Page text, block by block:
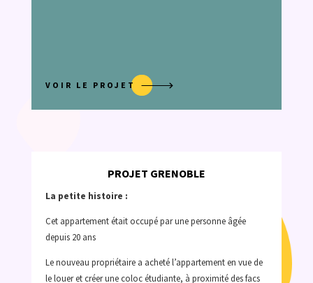
VOIR LE PROJET
PROJET GRENOBLE
La petite histoire :
Cet appartement était occupé par une personne âgée
depuis 20 ans
Le nouveau propriétaire a acheté l’appartement en vue de
le louer et créer une coloc étudiante, à proximité des facs